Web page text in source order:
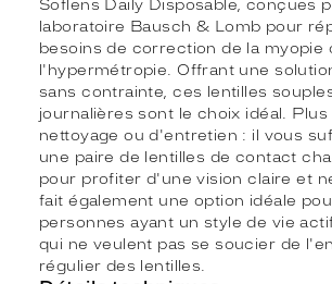
Soflens Daily Disposable, conçues
laboratoire Bausch & Lomb pour
besoins de correction de la myopie
l'hypermétropie. Offrant une
sans contrainte, ces lentilles
journalières sont le choix idéal. Plus
nettoyage ou d'entretien : il vous
une paire de lentilles de contact
pour profiter d'une vision claire et
fait également une option idéale
personnes ayant un style de vie
qui ne veulent pas se soucier de
régulier des lentilles.